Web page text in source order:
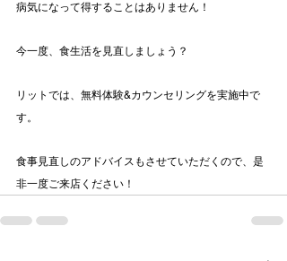
病気になって得することはありません！
今一度、食生活を見直しましょう？
リットでは、無料体験&カウンセリングを実施中で
す。
食事見直しのアドバイスもさせていただくので、是
非一度ご来店ください！